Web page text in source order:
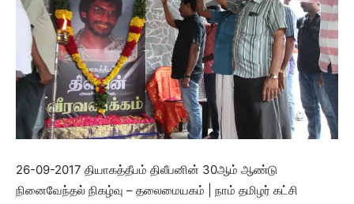
26-09-2017 தியாகத்தீபம் திலீபனின் 30ஆம் ஆண்டு
நினைவேந்தல் நிகழ்வு – தலைமையகம் | நாம் தமிழர் கட்சி